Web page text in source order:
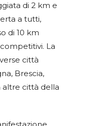
di 2 km e
a tutti,
di 10 km
La
città
Brescia,
altre città della